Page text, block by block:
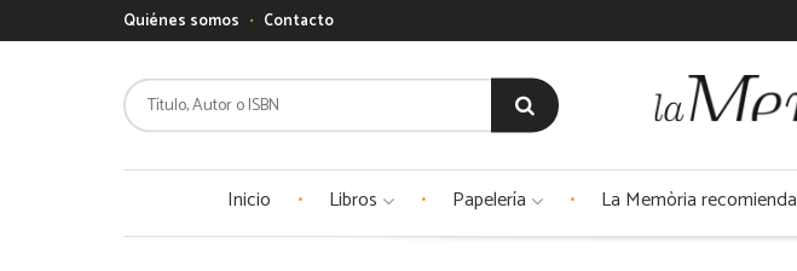
Quiénes somos Contacto
Inicio Libros Papelería La Memòria recomienda